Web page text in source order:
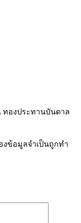
ทองประทานบันดาล
งข้อมูลจำเป็นถูกทำ